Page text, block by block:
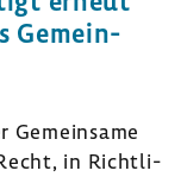
Gemein­
Gemein­same
Recht, in Richt­li­